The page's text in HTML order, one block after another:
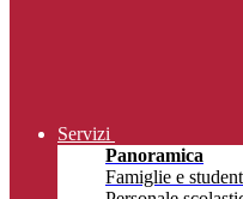
Servizi
Panoramica
Famiglie e